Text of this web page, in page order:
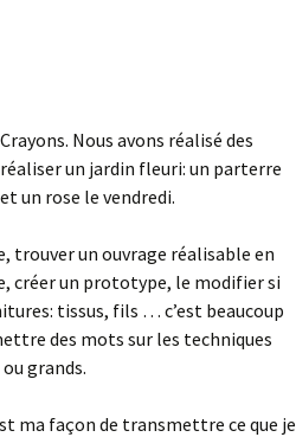
Nous avons réalisé des
un jardin fleuri: un parterre
un rose le vendredi.
trouver un ouvrage réalisable en
créer un prototype, le modifier si
tissus, fils … c’est beaucoup
des mots sur les techniques
grands.
ma façon de transmettre ce que je